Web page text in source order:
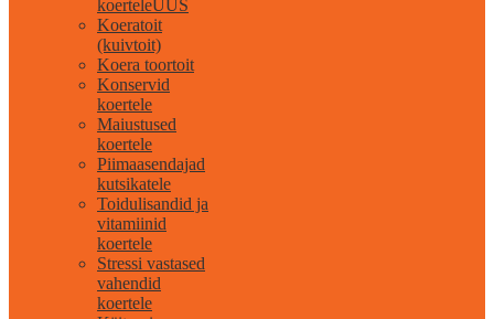
koerteleUUS
Koeratoit
(kuivtoit)
Koera toortoit
Konservid
koertele
Maiustused
koertele
Piimaasendajad
kutsikatele
Toidulisandid ja
vitamiinid
koertele
Stressi vastased
vahendid
koertele